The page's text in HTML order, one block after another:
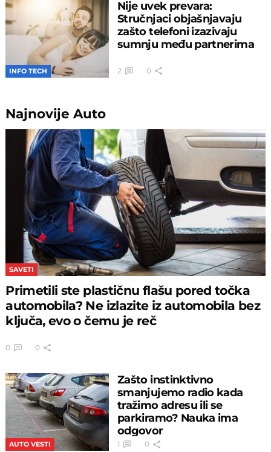
INFO TECH
Nije uvek prevara:
Stručnjaci objašnjavaju
zašto telefoni izazivaju
sumnju među partnerima
2 0
NajnovijeAuto
SAVETI
Primetili ste plastičnu flašu pored točka
automobila? Ne izlazite iz automobila bez
ključa, evo o čemu je reč
0 0
AUTO VESTI
Zašto instinktivno
smanjujemo radio kada
tražimo adresu ili se
parkiramo? Nauka ima
odgovor
1 0